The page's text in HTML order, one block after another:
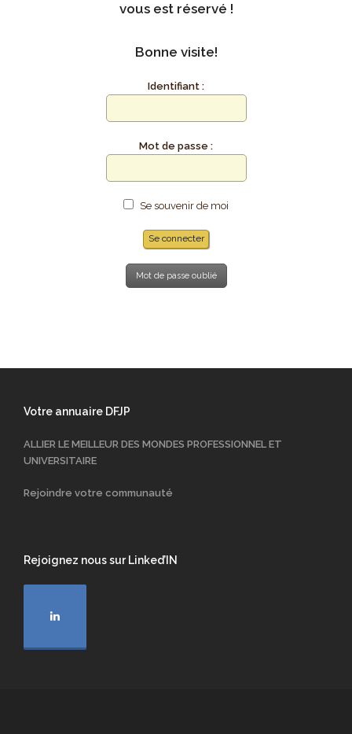
vous est réservé !
Bonne visite!
Identifiant :
Mot de passe :
Se souvenir de moi
Mot de passe oublié
Votre annuaire DFJP
ALLIER LE MEILLEUR DES MONDES PROFESSIONNEL ET
UNIVERSITAIRE
Rejoindre votre communauté
Rejoignez nous sur Linked’IN